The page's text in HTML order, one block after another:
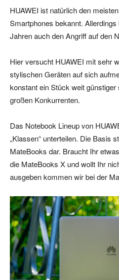
HUAWEI ist natürlich den
Smartphones bekannt.
Jahren auch den Angriff auf den
Hier versucht HUAWEI mit sehr
stylischen Geräten auf sich
konstant ein Stück weit
großen Konkurrenten.
Das Notebook Lineup von
„Klassen“ unterteilen. Die Basis
MateBooks dar. Braucht Ihr
die MateBooks X und wollt Ihr
ausgeben kommen wir bei der